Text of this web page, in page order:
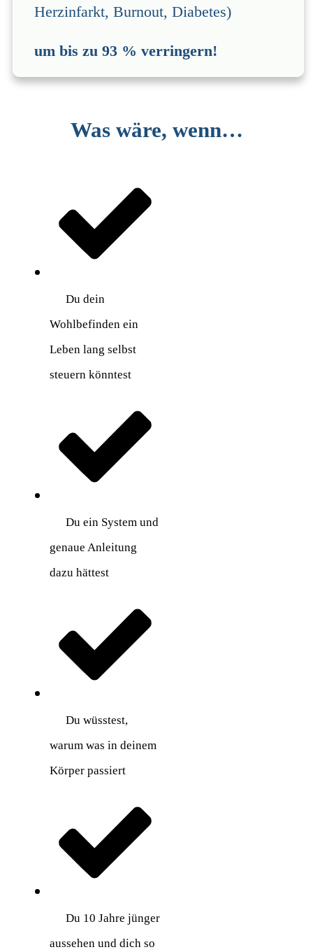
Herzinfarkt, Burnout, Diabetes)
um bis zu 93 % verringern!
Was wäre, wenn…
Du dein
Wohlbefinden ein
Leben lang selbst
steuern könntest
Du ein System und
genaue Anleitung
dazu hättest
Du wüsstest,
warum was in deinem
Körper passiert
Du 10 Jahre jünger
aussehen und dich so